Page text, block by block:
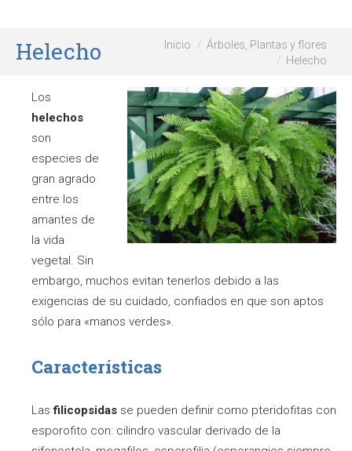
Helecho Inicio
Árboles, Plantas y flores
Helecho
Los
helechos
son
especies de
gran agrado
entre los
amantes de
la vida
vegetal. Sin
embargo, muchos evitan tenerlos debido a las
exigencias de su cuidado, confiados en que son aptos
sólo para «manos verdes».
Características
Lasfilicopsidas se pueden definir como pteridofitas con
esporofito con: cilindro vascular derivado de la